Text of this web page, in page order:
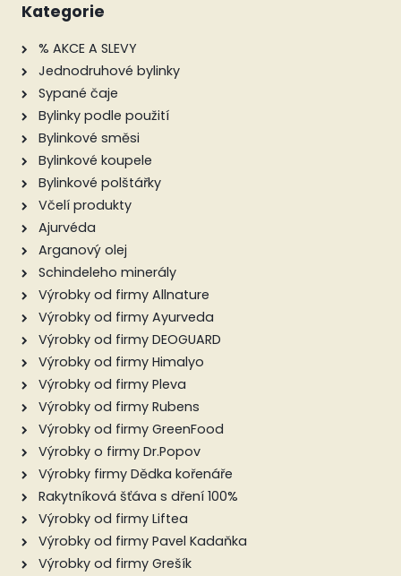
Kategorie
% AKCE A SLEVY
Jednodruhové bylinky
Sypané čaje
Bylinky podle použití
Bylinkové směsi
Bylinkové koupele
Bylinkové polštářky
Včelí produkty
Ajurvéda
Arganový olej
Schindeleho minerály
Výrobky od firmy Allnature
Výrobky od firmy Ayurveda
Výrobky od firmy DEOGUARD
Výrobky od firmy Himalyo
Výrobky od firmy Pleva
Výrobky od firmy Rubens
Výrobky od firmy GreenFood
Výrobky o firmy Dr.Popov
Výrobky firmy Dědka kořenáře
Rakytníková šťáva s dření 100%
Výrobky od firmy Liftea
Výrobky od firmy Pavel Kadaňka
Výrobky od firmy Grešík